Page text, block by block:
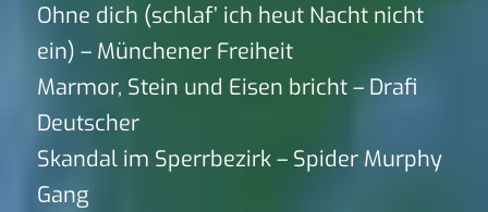
Ohne dich (schlaf’ ich heut Nacht nicht
ein) – Münchener Freiheit
Marmor, Stein und Eisen bricht – Drafi
Deutscher
Skandal im Sperrbezirk – Spider Murphy
Gang